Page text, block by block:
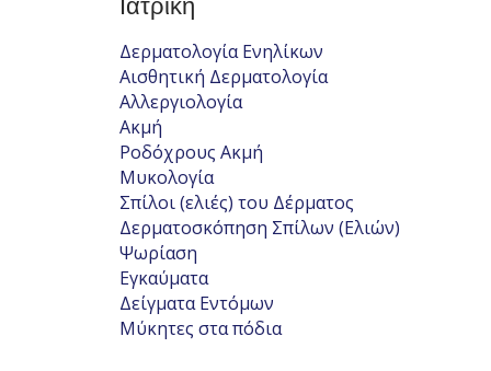
Ιατρική
Δερματολογία Ενηλίκων
Αισθητική Δερματολογία
Αλλεργιολογία
Ακμή
Ροδόχρους Ακμή
Μυκολογία
Σπίλοι (ελιές) του Δέρματος
Δερματοσκόπηση Σπίλων (Ελιών)
Ψωρίαση
Εγκαύματα
Δείγματα Εντόμων
Μύκητες στα πόδια